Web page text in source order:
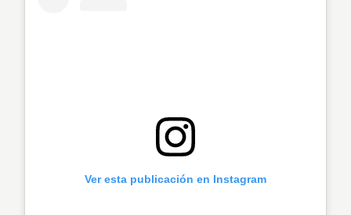
Ver esta publicación en Instagram